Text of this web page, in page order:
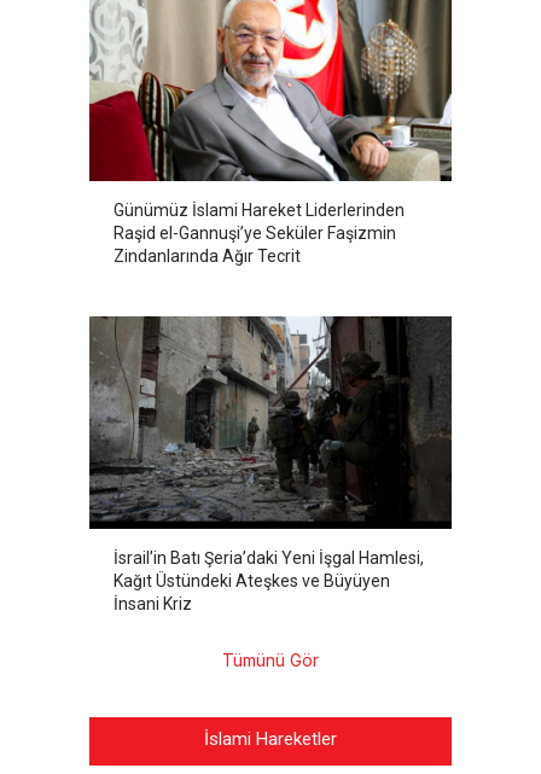
Günümüz İslami Hareket Liderlerinden
Raşid el-Gannuşi’ye Seküler Faşizmin
Zindanlarında Ağır Tecrit
İsrail’in Batı Şeria’daki Yeni İşgal Hamlesi,
Kağıt Üstündeki Ateşkes ve Büyüyen
İnsani Kriz
Tümünü Gör
İslami Hareketler